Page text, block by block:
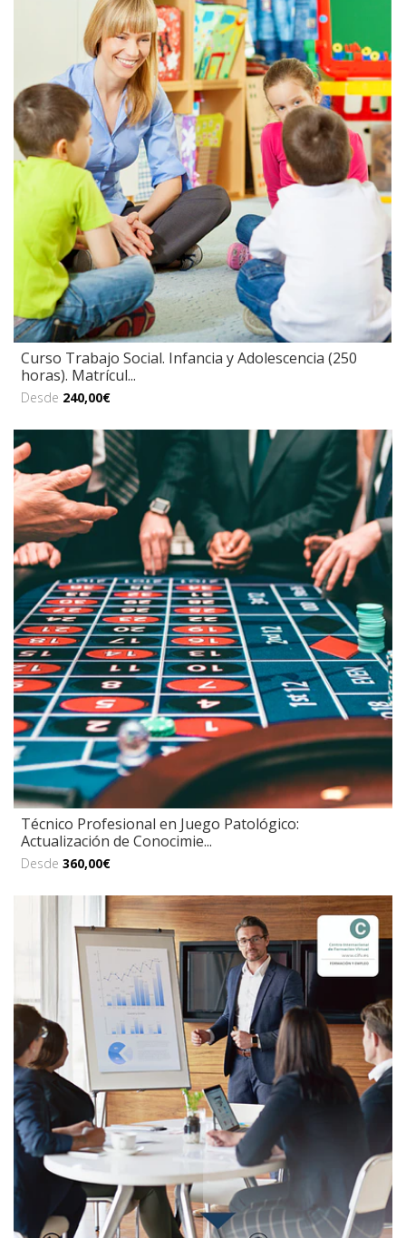
Curso Trabajo Social. Infancia y Adolescencia (250
horas). Matrícul...
Desde 240,00€
Técnico Profesional en Juego Patológico:
Actualización de Conocimie...
Desde 360,00€